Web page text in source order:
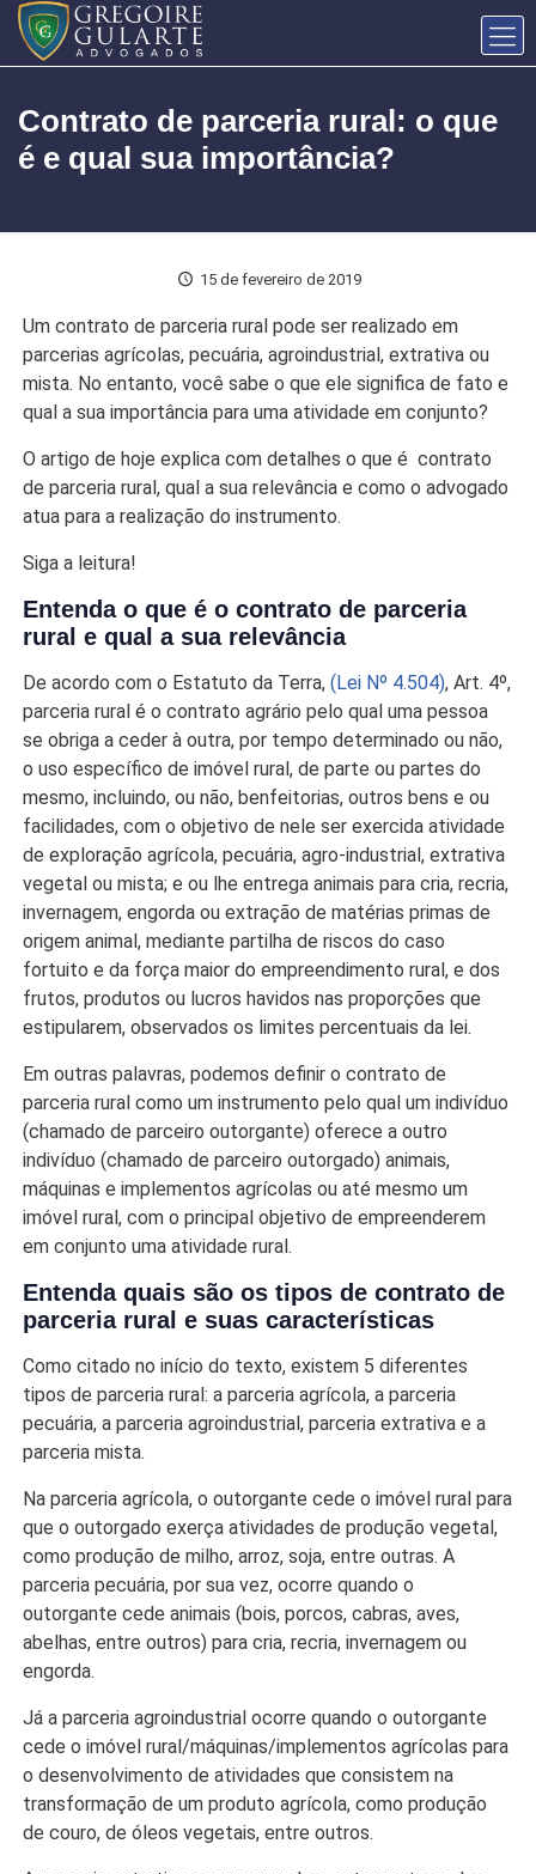
Contrato de parceria rural: o que
é e qual sua importância?
15 de fevereiro de 2019
Um contrato de parceria rural pode ser realizado em
parcerias agrícolas, pecuária, agroindustrial, extrativa ou
mista. No entanto, você sabe o que ele significa de fato e
qual a sua importância para uma atividade em conjunto?
O artigo de hoje explica com detalhes o que é contrato
de parceria rural, qual a sua relevância e como o advogado
atua para a realização do instrumento.
Siga a leitura!
Entenda o que é o contrato de parceria
rural e qual a sua relevância
De acordo com o Estatuto da Terra,(Lei Nº 4.504), Art. 4º,
parceria rural é o contrato agrário pelo qual uma pessoa
se obriga a ceder à outra, por tempo determinado ou não,
o uso específico de imóvel rural, de parte ou partes do
mesmo, incluindo, ou não, benfeitorias, outros bens e ou
facilidades, com o objetivo de nele ser exercida atividade
de exploração agrícola, pecuária, agro-industrial, extrativa
vegetal ou mista; e ou lhe entrega animais para cria, recria,
invernagem, engorda ou extração de matérias primas de
origem animal, mediante partilha de riscos do caso
fortuito e da força maior do empreendimento rural, e dos
frutos, produtos ou lucros havidos nas proporções que
estipularem, observados os limites percentuais da lei.
Em outras palavras, podemos definir o contrato de
parceria rural como um instrumento pelo qual um indivíduo
(chamado de parceiro outorgante) oferece a outro
indivíduo (chamado de parceiro outorgado) animais,
máquinas e implementos agrícolas ou até mesmo um
imóvel rural, com o principal objetivo de empreenderem
em conjunto uma atividade rural.
Entenda quais são os tipos de contrato de
parceria rural e suas características
Como citado no início do texto, existem 5 diferentes
tipos de parceria rural: a parceria agrícola, a parceria
pecuária, a parceria agroindustrial, parceria extrativa e a
parceria mista.
Na parceria agrícola, o outorgante cede o imóvel rural para
que o outorgado exerça atividades de produção vegetal,
como produção de milho, arroz, soja, entre outras. A
parceria pecuária, por sua vez, ocorre quando o
outorgante cede animais (bois, porcos, cabras, aves,
abelhas, entre outros) para cria, recria, invernagem ou
engorda.
Já a parceria agroindustrial ocorre quando o outorgante
cede o imóvel rural/máquinas/implementos agrícolas para
o desenvolvimento de atividades que consistem na
transformação de um produto agrícola, como produção
de couro, de óleos vegetais, entre outros.